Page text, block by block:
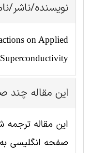
نویسنده/ناشر/
on Applied
Superconductivity
این مقاله